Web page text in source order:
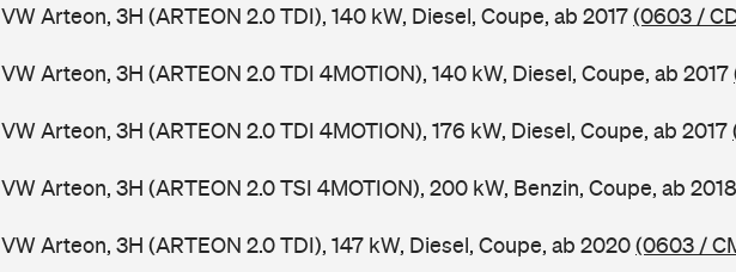
VW Arteon, 3H (ARTEON 2.0 TDI), 140 kW, Diesel, Coupe, ab 2017(0603 /
VW Arteon, 3H (ARTEON 2.0 TDI 4MOTION), 140 kW, Diesel, Coupe, ab 2017
VW Arteon, 3H (ARTEON 2.0 TDI 4MOTION), 176 kW, Diesel, Coupe, ab 2017
VW Arteon, 3H (ARTEON 2.0 TSI 4MOTION), 200 kW, Benzin, Coupe, ab 2018
VW Arteon, 3H (ARTEON 2.0 TDI), 147 kW, Diesel, Coupe, ab 2020(0603 /